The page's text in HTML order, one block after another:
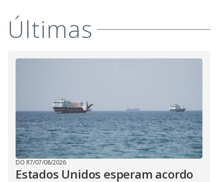
Últimas
DO R7/07/08/2026
Estados Unidos esperam acordo